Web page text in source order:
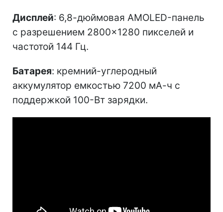
Дисплей: 6,8-дюймовая AMOLED-панель
с разрешением 2800×1280 пикселей и
частотой 144 Гц.
Батарея: кремний-углеродный
аккумулятор емкостью 7200 мА-ч с
поддержкой 100-Вт зарядки.